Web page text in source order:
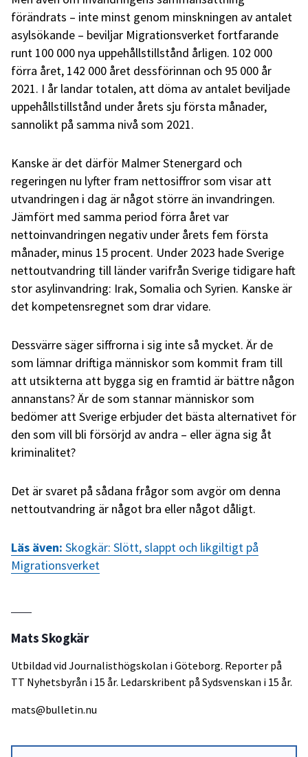
förändrats – inte minst genom minskningen av antalet
asylsökande – beviljar Migrationsverket fortfarande
runt 100 000 nya uppehållstillstånd årligen. 102 000
förra året, 142 000 året dessförinnan och 95 000 år
2021. I år landar totalen, att döma av antalet beviljade
uppehållstillstånd under årets sju första månader,
sannolikt på samma nivå som 2021.
Kanske är det därför Malmer Stenergard och
regeringen nu lyfter fram nettosiffror som visar att
utvandringen i dag är något större än invandringen.
Jämfört med samma period förra året var
nettoinvandringen negativ under årets fem första
månader, minus 15 procent. Under 2023 hade Sverige
nettoutvandring till länder varifrån Sverige tidigare haft
stor asylinvandring: Irak, Somalia och Syrien. Kanske är
det kompetensregnet som drar vidare.
Dessvärre säger siffrorna i sig inte så mycket. Är de
som lämnar driftiga människor som kommit fram till
att utsikterna att bygga sig en framtid är bättre någon
annanstans? Är de som stannar människor som
bedömer att Sverige erbjuder det bästa alternativet för
den som vill bli försörjd av andra – eller ägna sig åt
kriminalitet?
Det är svaret på sådana frågor som avgör om denna
nettoutvandring är något bra eller något dåligt.
Läs även: Skogkär: Slött, slappt och likgiltigt på
Migrationsverket
Mats Skogkär
Utbildad vid Journalisthögskolan i Göteborg. Reporter på
TT Nyhetsbyrån i 15 år. Ledarskribent på Sydsvenskan i 15 år.
mats@bulletin.nu